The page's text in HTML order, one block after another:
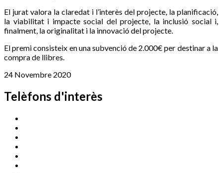
El jurat valora la claredat i l’interès del projecte, la planificació,
la viabilitat i impacte social del projecte, la inclusió social i,
finalment, la originalitat i la innovació del projecte.
El premi consisteix en una subvenció de 2.000€ per destinar a la
compra de llibres.
24 Novembre 2020
Telèfons d'interès